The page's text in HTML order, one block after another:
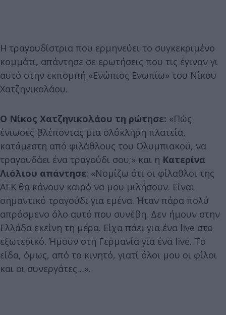
Η τραγουδίστρια που ερμηνεύει το συγκεκριμένο
κομμάτι, απάντησε σε ερωτήσεις που τις έγιναν γι
αυτό στην εκπομπή «Ενώπιος Ενωπίω» του Νίκου
Χατζηνικολάου.
Ο Νίκος Χατζηνικολάου τη ρώτησε: «Πώς
ένιωσες βλέποντας μια ολόκληρη πλατεία,
κατάμεστη από φιλάθλους του Ολυμπιακού, να
τραγουδάει ένα τραγούδι σου;» και η Κατερίνα
Λιόλιου απάντησε: «Νομίζω ότι οι φίλαθλοι της
ΑΕΚ θα κάνουν καιρό να μου μιλήσουν. Είναι
σημαντικό τραγούδι για εμένα. Ήταν πάρα πολύ
απρόσμενο όλο αυτό που συνέβη. Δεν ήμουν στην
Ελλάδα εκείνη τη μέρα. Είχα πάει για ένα live στο
εξωτερικό. Ήμουν στη Γερμανία για ένα live. Το
είδα, όμως, από το κινητό, γιατί όλοι μου οι φίλοι
και οι συνεργάτες…».